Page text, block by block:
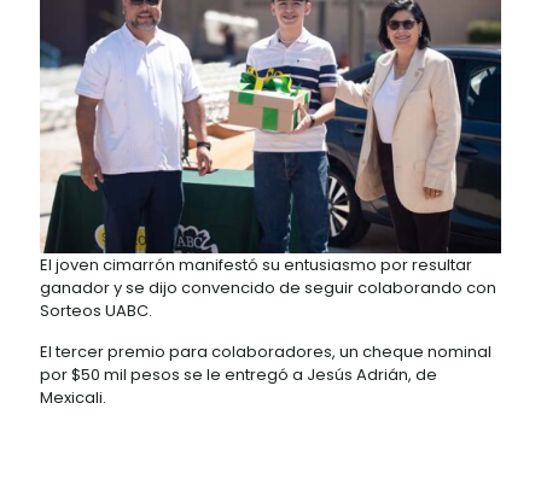
El joven cimarrón manifestó su entusiasmo por resultar
ganador y se dijo convencido de seguir colaborando
con Sorteos UABC.
El tercer premio para colaboradores, un cheque
nominal por $50 mil pesos se le entregó a Jesús Adrián,
de Mexicali.